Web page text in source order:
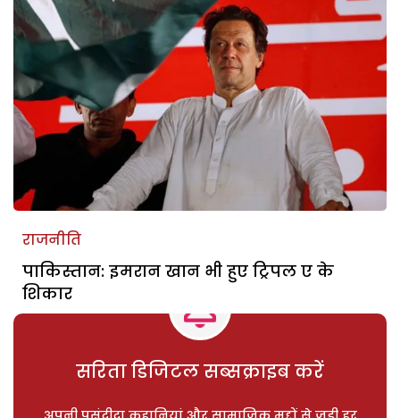
राजनीति
पाकिस्तान: इमरान खान भी हुए ट्रिपल ए के
शिकार
सरिता डिजिटल सब्सक्राइब करें